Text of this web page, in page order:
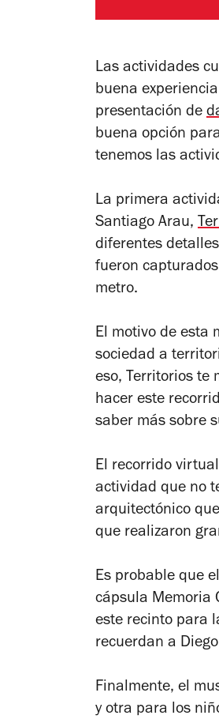
Las actividades
buena
presentación de
buena opción
tenemos las
La primera
Santiago Arau,
diferentes
fueron
metro.
El motivo de esta
sociedad a
eso, Territorios te
hacer este
saber más sobre
El recorrido
actividad que no
arquitectónico
que realizaron
Es probable que
cápsula Memoria
este recinto para
recuerdan a
Finalmente, el
y otra para los